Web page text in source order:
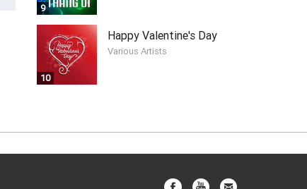
9
10
Happy Valentine's Day
Various Artists